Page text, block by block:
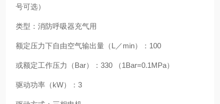
号可选）
类型：消防呼吸器充气用
额定压力下自由空气输出量（L／min）：100
或额定工作压力（Bar）：330 （1Bar=0.1MPa）
驱动功率（kW）：3